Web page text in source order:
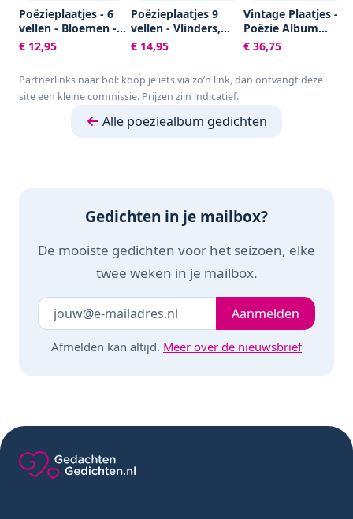
Poëzieplaatjes - 6
vellen - Bloemen -
Poëziealbum -
hobby - creatief -
vriendenboek -
dagboek -
€ 12,95
Poëzieplaatjes 9
vellen - Vlinders,
Vogels, Bloemen,
Poezen en Roosjes
€ 14,95
Vintage Plaatjes -
Poëzie Album
Plaatjes -
Knipplaatjes -
Maken - Allerlei -
€ 36,75
Partnerlinks naar bol: koop je iets via zo’n link, dan ontvangt deze
site een kleine commissie. Prijzen zijn indicatief.
Alle poëziealbum gedichten
Gedichten in je mailbox?
De mooiste gedichten voor het seizoen, elke
twee weken in je mailbox.
Laat dit veld leeg Je e-mailadresAanmelden
Afmelden kan altijd. Meer over de nieuwsbrief